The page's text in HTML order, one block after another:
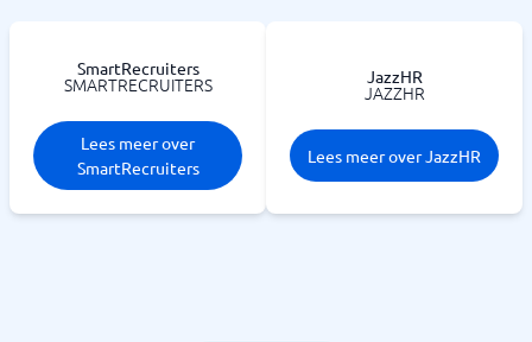
SmartRecruiters
SMARTRECRUITERS
Lees meer over
SmartRecruiters
JazzHR
JAZZHR
Lees meer over JazzHR